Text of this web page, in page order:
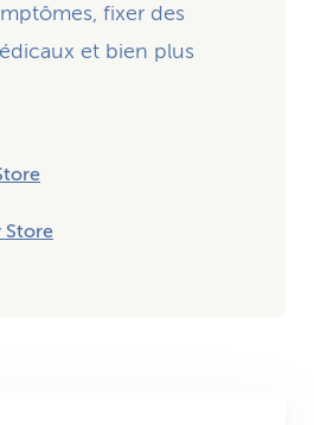
fixer des
et bien plus
Store